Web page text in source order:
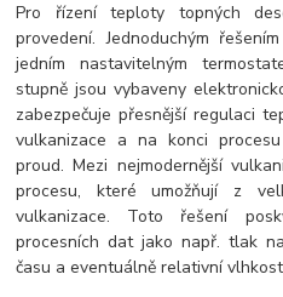
Pro řízení teploty topných
provedení. Jednoduchým
jedním nastavitelným
stupně jsou vybaveny
zabezpečuje přesnější regulaci
vulkanizace a na konci
proud. Mezi nejmodernější
procesu, které umožňují z
vulkanizace. Toto řešení
procesních dat jako např. tlak
času a eventuálně relativní